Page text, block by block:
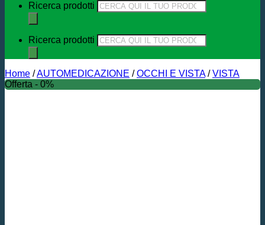
Ricerca prodotti
Ricerca prodotti
Home /AUTOMEDICAZIONE / OCCHI E VISTA / VISTA
Offerta - 0%